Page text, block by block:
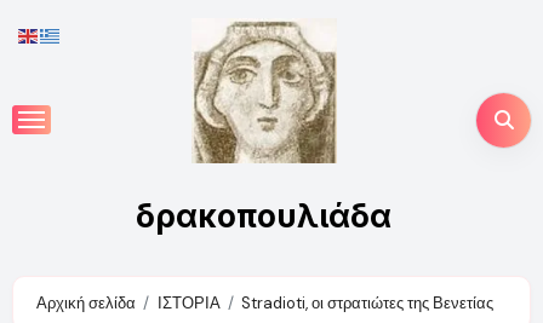
to
δρακοπουλιάδα
Αρχική σελίδα ΙΣΤΟΡΙΑ Stradioti, οι στρατιώτες της Βενετίας